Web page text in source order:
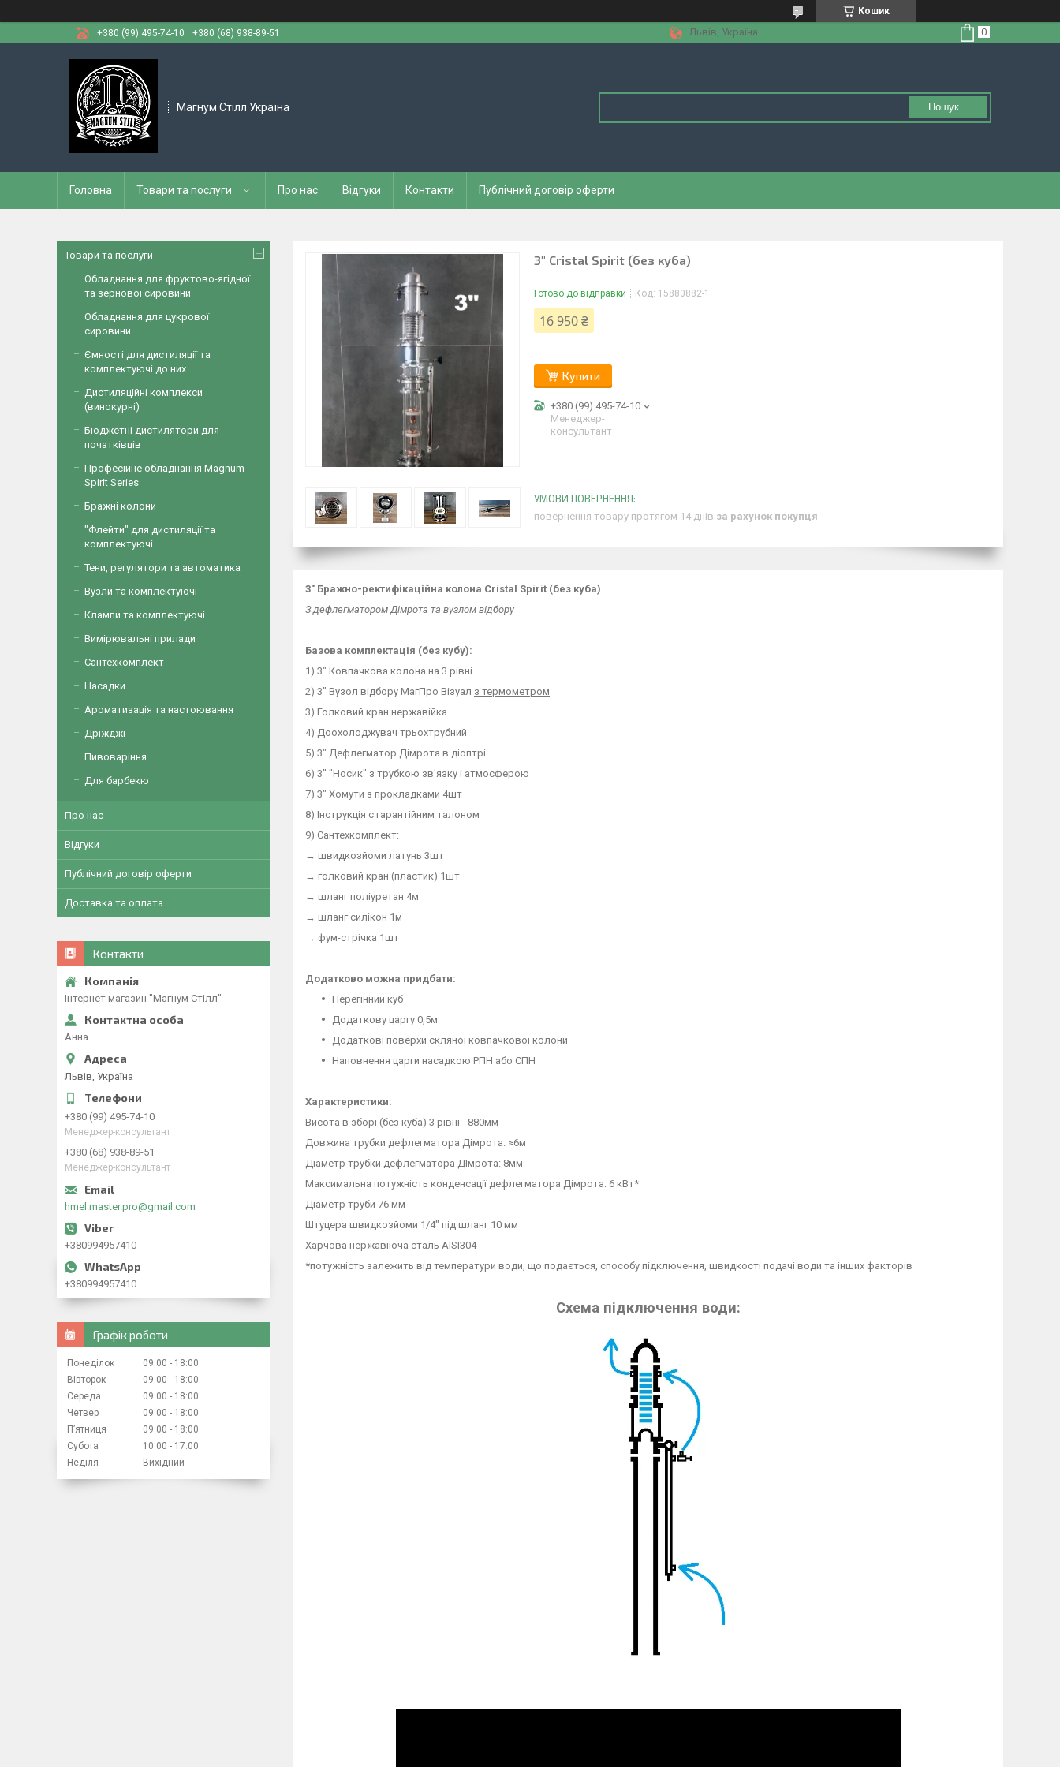
Кошик
+380 (99) 495-74-10
+380 (68) 938-89-51 Львів, Україна
Магнум Стілл Україна Пошук...
Головна Товари та послуги Про нас Відгуки Контакти Публічний договір оферти
3" Cristal Spirit (без куба)
Готово до відправки Код: 15880882-1
16 950 ₴
Купити
+380 (99) 495-74-10
Менеджер-
консультант
повернення товару протягом 14 днів за рахунок покупця
3" Бражно-ректифікаційна колона Cristal Spirit (без куба)
З дефлегматором Дімрота та вузлом відбору
Базова комплектація (без кубу):
1) 3" Ковпачкова колона на 3 рівні
2) 3" Вузол відбору МагПро Візуал з термометром
3) Голковий кран нержавійка
4) Доохолоджувач трьохтрубний
5) 3" Дефлегматор Дімрота в діоптрі
6) 3" "Носик" з трубкою зв'язку і атмосферою
7) 3" Хомути з прокладками 4шт
8) Інструкція с гарантійним талоном
9) Сантехкомплект:
→ швидкозйоми латунь 3шт
→ голковий кран (пластик) 1шт
→ шланг поліуретан 4м
→ шланг силікон 1м
→ фум-стрічка 1шт
Додатково можна придбати:
Перегінний куб
Додаткову царгу 0,5м
Додаткові поверхи скляної ковпачкової колони
Наповнення царги насадкою РПН або СПН
Характеристики:
Висота в зборі (без куба) 3 рівні - 880мм
Довжина трубки дефлегматора Дімрота: ≈6м
Діаметр трубки дефлегматора ДІмрота: 8мм
Максимальна потужність конденсації дефлегматора Дімрота: 6 кВт*
Діаметр труби 76 мм
Штуцера швидкозйоми 1/4" під шланг 10 мм
Харчова нержавіюча сталь AISI304
*потужність залежить від температури води, що подається, способу підключення, швидкості подачі води та інших факторів
Схема підключення води:
Товари та послуги
Обладнання для фруктово-ягідної
та зернової сировини
Обладнання для цукрової
сировини
Ємності для дистиляції та
комплектуючі до них
Дистиляційні комплекси
(винокурні)
Бюджетні дистилятори для
початківців
Професійне обладнання Magnum
Spirit Series
Бражні колони
"Флейти" для дистиляції та
комплектуючі
Тени, регулятори та автоматика
Вузли та комплектуючі
Клампи та комплектуючі
Вимірювальні прилади
Сантехкомплект
Насадки
Ароматизація та настоювання
Дріжджі
Пивоваріння
Для барбекю
Про нас
Відгуки
Публічний договір оферти
Доставка та оплата
Контакти
Інтернет магазин "Магнум Стілл"
Анна
Львів, Україна
+380 (99) 495-74-10
Менеджер-консультант
+380 (68) 938-89-51
Менеджер-консультант
hmel.master.pro@gmail.com
+380994957410
+380994957410
Графік роботи
Понеділок 09:00
18:00
Вівторок
09:00
18:00
Середа
09:00
18:00
Четвер
09:00
18:00
Пʼятниця
09:00
18:00
Субота
10:00
17:00
Неділя
Вихідний